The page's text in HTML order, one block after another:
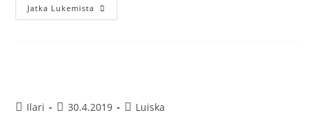
Jatka Lukemista
Ilari 30.4.2019 Luiska